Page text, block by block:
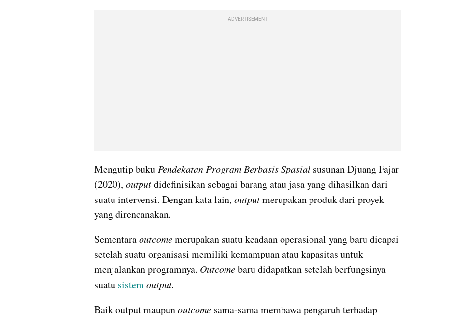
ADVERTISEMENT
Mengutip buku Pendekatan Program Berbasis Spasial susunan Djuang Fajar
(2020), output didefinisikan sebagai barang atau jasa yang dihasilkan dari
suatu intervensi. Dengan kata lain, output merupakan produk dari proyek
yang direncanakan.
Sementara outcome merupakan suatu keadaan operasional yang baru dicapai
setelah suatu organisasi memiliki kemampuan atau kapasitas untuk
menjalankan programnya. Outcome baru didapatkan setelah berfungsinya
suatu sistem output.
Baik output maupun outcome sama-sama membawa pengaruh terhadap